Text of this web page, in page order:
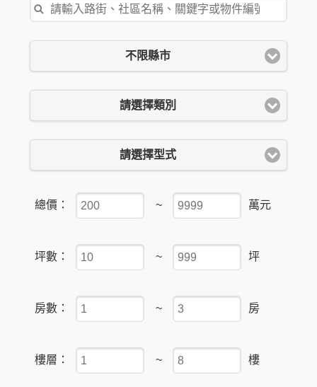
不限縣市
請選擇類別
請選擇型式
總價： ~ 萬元
坪數： ~ 坪
房數： ~ 房
樓層： ~ 樓